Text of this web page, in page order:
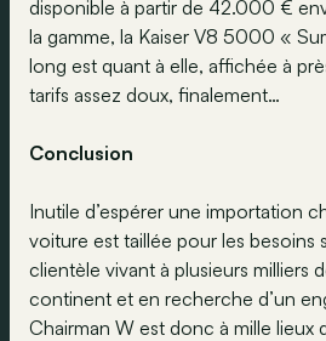
disponible à partir de 42.000 €
la gamme, la Kaiser V8 5000 «
long est quant à elle, affichée à
tarifs assez doux, finalement…
Conclusion
Inutile d’espérer une importation
voiture est taillée pour les besoins
clientèle vivant à plusieurs milliers
continent et en recherche d’un
Chairman W est donc à mille lieux